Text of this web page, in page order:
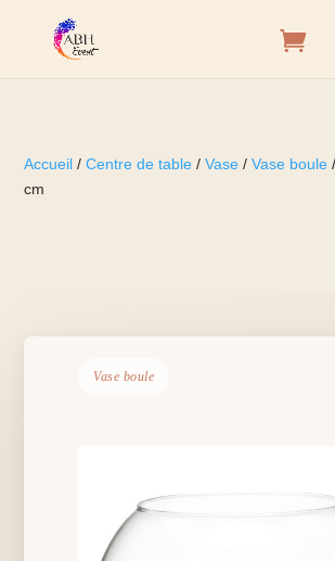
Accueil /Centre de table /Vase /Vase boule
cm
Vase boule